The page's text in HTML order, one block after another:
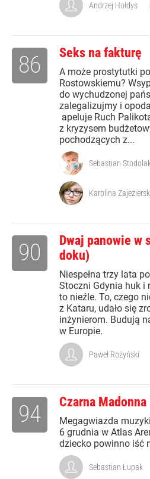
Andrzej Hołdys
Seks na fakturę
A może prostytutki
Rostowskiemu?
do wychudzonej
zalegalizujmy i
apeluje Ruch
z kryzysem
pochodzących z...
86
Sebastian
Karolina
Dwaj panowie w
doku)
Niespełna trzy lata
Stoczni Gdynia huk i
to nieźle. To, czego
z Kataru, udało się
inżynierom. Budują
w Europie.
90
Paweł Rożyński
Czarna Madonna
Megagwiazda
6 grudnia w Atlas
dziecko powinno iść
94
Sebastian Łupak